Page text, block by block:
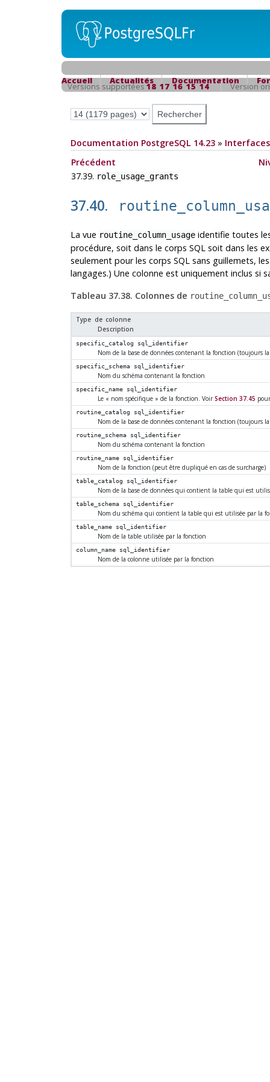
Accueil Actualités Documentation
Versions supportées18 17 16 15 14 Version
Documentation PostgreSQL 14.23»
Précédent
37.39. role_usage_grants
37.40.
La vue routine_column_usageidentifie toutes
procédure, soit dans le corps SQL soit dans les
seulement pour les corps SQL sans guillemets,
langages.) Une colonne est uniquement inclus si
Tableau 37.38. Colonnes de
Type de colonne
Description
specific_catalog sql_identifier
Nom de la base de données contenant la fonction (toujours
specific_schema sql_identifier
Nom du schéma contenant la fonction
specific_name sql_identifier
Le « nom spécifique» de la fonction. VoirSection 37.45
routine_catalog sql_identifier
Nom de la base de données contenant la fonction (toujours
routine_schema sql_identifier
Nom du schéma contenant la fonction
routine_name sql_identifier
Nom de la fonction (peut être dupliqué en cas de surcharge)
table_catalog sql_identifier
Nom de la base de données qui contient la table qui est
table_schema sql_identifier
Nom du schéma qui contient la table qui est utilisée par la
table_name sql_identifier
Nom de la table utilisée par la fonction
column_name sql_identifier
Nom de la colonne utilisée par la fonction